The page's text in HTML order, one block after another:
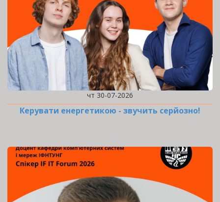
чт 30-07-2026
Керувати енергетикою - звучить серйозно!